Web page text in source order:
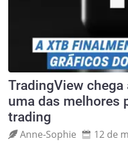
TradingView chega
uma das melhores
trading
Anne‑Sophie 12 de